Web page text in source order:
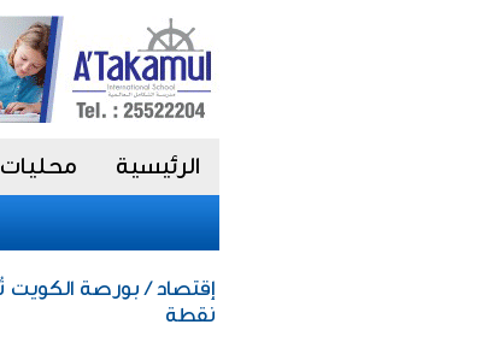
الرئيسية محليات
نقطة